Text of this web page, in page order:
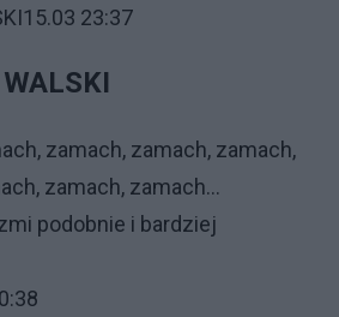
15.03 23:37
zamach, zamach, zamach,
zamach, zamach...
podobnie i bardziej